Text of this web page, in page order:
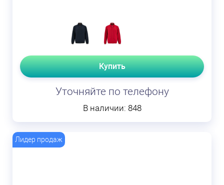
Купить
Уточняйте по телефону
В наличии: 848